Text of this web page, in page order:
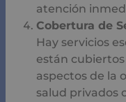
atención
Cobertura de
Hay servicios
están cubiertos
aspectos de la
salud privados